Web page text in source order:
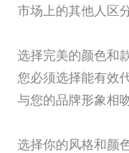
市场上的其他人区
选择完美的颜色和
您必须选择能有效
与您的品牌形象相
选择你的风格和颜